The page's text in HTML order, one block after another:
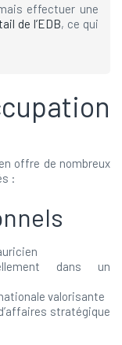
effectuer une
de l’EDB, ce qui
offre de nombreux
:
dans un
valorisante
stratégique